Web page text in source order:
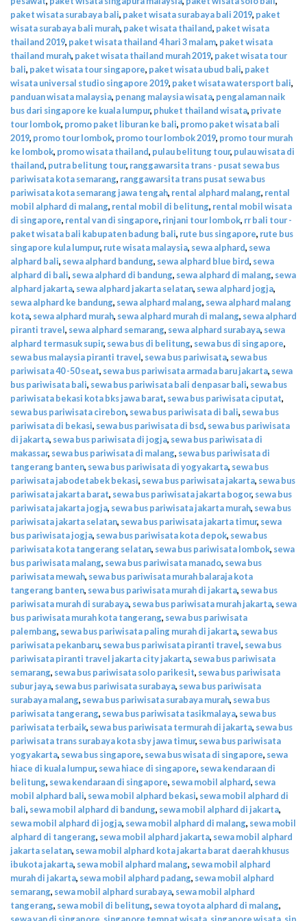
paket wisata surabaya bali, paket wisata surabaya bali 2019, paket
wisata surabaya bali murah, paket wisata thailand, paket wisata
thailand 2019, paket wisata thailand 4 hari 3 malam, paket wisata
thailand murah, paket wisata thailand murah 2019, paket wisata tour
bali, paket wisata tour singapore, paket wisata ubud bali, paket
wisata universal studio singapore 2019, paket wisata watersport bali,
panduan wisata malaysia, penang malaysia wisata, pengalaman naik
bus dari singapore ke kuala lumpur, phuket thailand wisata, private
tour lombok, promo paket liburan ke bali, promo paket wisata bali
2019, promo tour lombok, promo tour lombok 2019, promo tour murah
ke lombok, promo wisata thailand, pulau belitung tour, pulau wisata di
thailand, putra belitung tour, ranggawarsita trans - pusat sewa bus
pariwisata kota semarang, ranggawarsita trans pusat sewa bus
pariwisata kota semarang jawa tengah, rental alphard malang, rental
mobil alphard di malang, rental mobil di belitung, rental mobil wisata
di singapore, rental van di singapore, rinjani tour lombok, rr bali tour -
paket wisata bali kabupaten badung bali, rute bus singapore, rute bus
singapore kula lumpur, rute wisata malaysia, sewa alphard, sewa
alphard bali, sewa alphard bandung, sewa alphard blue bird, sewa
alphard di bali, sewa alphard di bandung, sewa alphard di malang, sewa
alphard jakarta, sewa alphard jakarta selatan, sewa alphard jogja,
sewa alphard ke bandung, sewa alphard malang, sewa alphard malang
kota, sewa alphard murah, sewa alphard murah di malang, sewa alphard
piranti travel, sewa alphard semarang, sewa alphard surabaya, sewa
alphard termasuk supir, sewa bus di belitung, sewa bus di singapore,
sewa bus malaysia piranti travel, sewa bus pariwisata, sewa bus
pariwisata 40 -50 seat, sewa bus pariwisata armada baru jakarta, sewa
bus pariwisata bali, sewa bus pariwisata bali denpasar bali, sewa bus
pariwisata bekasi kota bks jawa barat, sewa bus pariwisata ciputat,
sewa bus pariwisata cirebon, sewa bus pariwisata di bali, sewa bus
pariwisata di bekasi, sewa bus pariwisata di bsd, sewa bus pariwisata
di jakarta, sewa bus pariwisata di jogja, sewa bus pariwisata di
makassar, sewa bus pariwisata di malang, sewa bus pariwisata di
tangerang banten, sewa bus pariwisata di yogyakarta, sewa bus
pariwisata jabodetabek bekasi, sewa bus pariwisata jakarta, sewa bus
pariwisata jakarta barat, sewa bus pariwisata jakarta bogor, sewa bus
pariwisata jakarta jogja, sewa bus pariwisata jakarta murah, sewa bus
pariwisata jakarta selatan, sewa bus pariwisata jakarta timur, sewa
bus pariwisata jogja, sewa bus pariwisata kota depok, sewa bus
pariwisata kota tangerang selatan, sewa bus pariwisata lombok, sewa
bus pariwisata malang, sewa bus pariwisata manado, sewa bus
pariwisata mewah, sewa bus pariwisata murah balaraja kota
tangerang banten, sewa bus pariwisata murah di jakarta, sewa bus
pariwisata murah di surabaya, sewa bus pariwisata murah jakarta, sewa
bus pariwisata murah kota tangerang, sewa bus pariwisata
palembang, sewa bus pariwisata paling murah di jakarta, sewa bus
pariwisata pekanbaru, sewa bus pariwisata piranti travel, sewa bus
pariwisata piranti travel jakarta city jakarta, sewa bus pariwisata
semarang, sewa bus pariwisata solo parikesit, sewa bus pariwisata
subur jaya, sewa bus pariwisata surabaya, sewa bus pariwisata
surabaya malang, sewa bus pariwisata surabaya murah, sewa bus
pariwisata tangerang, sewa bus pariwisata tasikmalaya, sewa bus
pariwisata terbaik, sewa bus pariwisata termurah di jakarta, sewa bus
pariwisata trans surabaya kota sby jawa timur, sewa bus pariwisata
yogyakarta, sewa bus singapore, sewa bus wisata di singapore, sewa
hiace di kuala lumpur, sewa hiace di singapore, sewa kendaraan di
belitung, sewa kendaraan di singapore, sewa mobil alphard, sewa
mobil alphard bali, sewa mobil alphard bekasi, sewa mobil alphard di
bali, sewa mobil alphard di bandung, sewa mobil alphard di jakarta,
sewa mobil alphard di jogja, sewa mobil alphard di malang, sewa mobil
alphard di tangerang, sewa mobil alphard jakarta, sewa mobil alphard
jakarta selatan, sewa mobil alphard kota jakarta barat daerah khusus
ibukota jakarta, sewa mobil alphard malang, sewa mobil alphard
murah di jakarta, sewa mobil alphard padang, sewa mobil alphard
semarang, sewa mobil alphard surabaya, sewa mobil alphard
tangerang, sewa mobil di belitung, sewa toyota alphard di malang,